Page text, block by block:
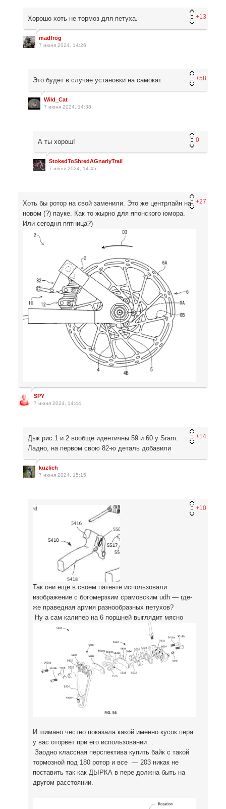
+13
Хорошо хоть не тормоз для петуха.
madfrog
7 июня 2024, 14:26
+58
Это будет в случае установки на самокат.
Wild_Cat
7 июня 2024, 14:38
0
А ты хорош!
StokedToShredAGnarlyTrail
7 июня 2024, 14:45
+27
Хоть бы ротор на свой заменили. Это же центрлайн на
новом (?) пауке. Как то жырно для японского юмора.
Или сегодня пятница?)
SPY
7 июня 2024, 14:44
+14
Дык рис.1 и 2 вообще идентичны 59 и 60 у Sram.
Ладно, на первом свою 82-ю деталь добавили
kuzlich
7 июня 2024, 15:15
+10
Так они еще в своем патенте использовали
изображение с богомерзким срамовским udh — где-
же праведная армия разнообразных петухов?
Ну а сам калипер на 6 поршней выглядит мясно
И шимано честно показала какой именно кусок пера
у вас оторвет при его использовании…
Заодно классная перспектива купить байк с такой
тормозной под 180 ротор и все — 203 никак не
поставить так как ДЫРКА в пере должна быть на
другом расстоянии.